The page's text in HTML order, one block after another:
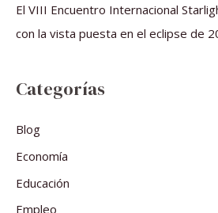
El VIII Encuentro Internacional
con la vista puesta en el eclipse de
Categorías
Blog
Economía
Educación
Empleo